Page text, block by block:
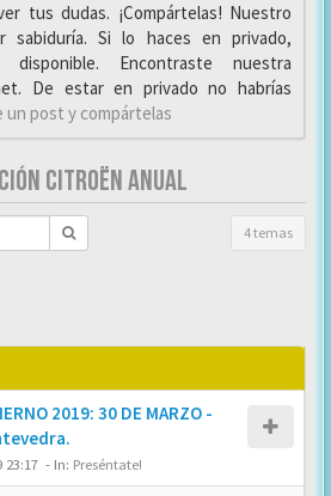
tus dudas. ¡Compártelas! Nuestro
sabiduría. Si lo haces en privado,
Encontraste nuestra
De estar en privado no habrías
un post y compártelas
CITROËN ANUAL
4 temas
2019: 30 DE MARZO -
23:17 - In: Preséntate!